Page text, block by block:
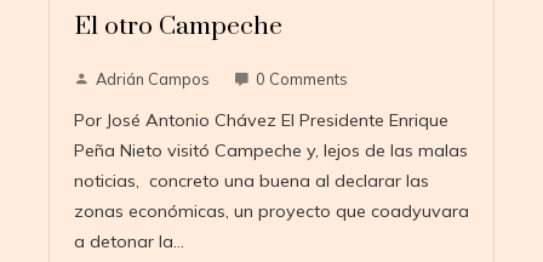
El otro Campeche
Adrián Campos 0 Comments
Por José Antonio Chávez El Presidente Enrique
Peña Nieto visitó Campeche y, lejos de las malas
noticias, concreto una buena al declarar las
zonas económicas, un proyecto que coadyuvara
a detonar la…